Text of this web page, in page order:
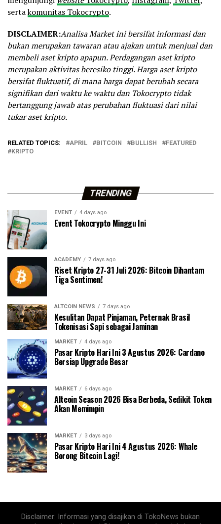
sertakomunitas Tokocrypto.
DISCLAIMER:Analisa Market ini bersifat informasi dan
bukan merupakan tawaran atau ajakan untuk menjual dan
membeli aset kripto apapun. Perdagangan aset kripto
merupakan aktivitas beresiko tinggi. Harga aset kripto
bersifat fluktuatif, di mana harga dapat berubah secara
signifikan dari waktu ke waktu dan Tokocrypto tidak
bertanggung jawab atas perubahan fluktuasi dari nilai
tukar aset kripto.
RELATED TOPICS: APRIL BITCOIN BULLISH
FEATURED
KRIPTO
TRENDING
EVENT 4 days ago
Event Tokocrypto Minggu Ini
ACADEMY 7 days ago
Riset Kripto 27-31 Juli 2026: Bitcoin Dihantam
Tiga Sentimen!
ALTCOIN NEWS 7 days ago
Kesulitan Dapat Pinjaman, Peternak Brasil
Tokenisasi Sapi sebagai Jaminan
MARKET 4 days ago
Pasar Kripto Hari Ini 3 Agustus 2026: Cardano
Bersiap Upgrade Besar
MARKET 6 days ago
Altcoin Season 2026 Bisa Berbeda, Sedikit Token
Akan Memimpin
MARKET 3 days ago
Pasar Kripto Hari Ini 4 Agustus 2026: Whale
Borong Bitcoin Lagi!
Disclaimer: Informasi yang disajikan di TokoNews bukan